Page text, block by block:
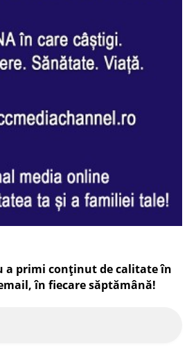
a primi conținut de calitate în
în fiecaresăptămână!